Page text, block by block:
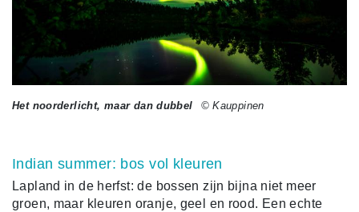
Het noorderlicht, maar dan dubbel © Kauppinen
Indian summer: bos vol kleuren
Lapland in de herfst: de bossen zijn bijna niet meer
groen, maar kleuren oranje, geel en rood. Een echte